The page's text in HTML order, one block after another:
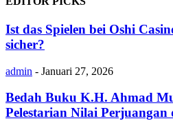
Ist das Spielen bei Oshi
sicher?
admin - Januari 27, 2026
Bedah Buku K.H. Ahmad
Pelestarian Nilai